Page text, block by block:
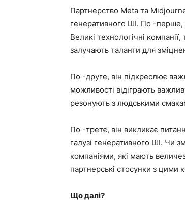
Партнерство Meta та
генеративного ШІ. По -перше,
Великі технологічні
залучають таланти для
По -друге, він підкреслює
можливості відіграють
резонують з людськими
По -третє, він викликає
галузі генеративного ШІ. Чи
компаніями, які мають
партнерські стосунки з
Що далі?